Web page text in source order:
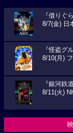
『借りぐ
8/7(金) 日
『怪盗グ
8/10(月)
『銀河鉄
8/11(火)